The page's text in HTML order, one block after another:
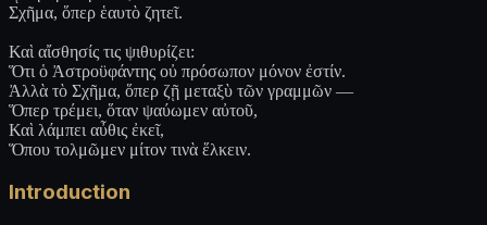
Σχῆμα, ὅπερ ἑαυτὸ ζητεῖ.
Καὶ αἴσθησίς τις ψιθυρίζει:
Ὅτι ὁ Ἀστροϋφάντης οὐ πρόσωπον μόνον ἐστίν.
Ἀλλὰ τὸ Σχῆμα, ὅπερ ζῇ μεταξὺ τῶν γραμμῶν —
Ὅπερ τρέμει, ὅταν ψαύωμεν αὐτοῦ,
Καὶ λάμπει αὖθις ἐκεῖ,
Ὅπου τολμῶμεν μίτον τινὰ ἕλκειν.
Introduction